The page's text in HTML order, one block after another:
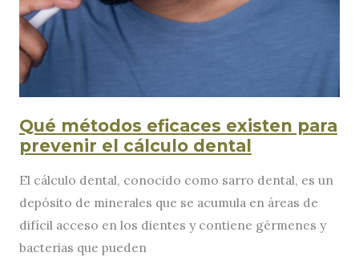
Qué métodos eficaces existen para
prevenir el cálculo dental
El cálculo dental, conocido como sarro dental, es un
depósito de minerales que se acumula en áreas de
difícil acceso en los dientes y contiene gérmenes y
bacterias que pueden